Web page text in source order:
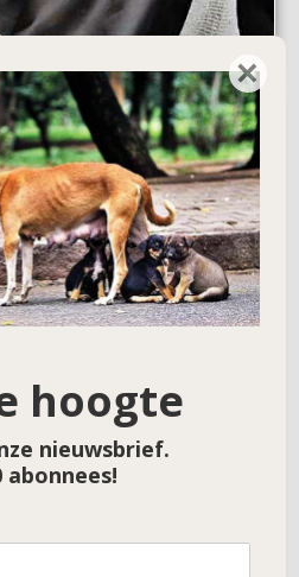
×
hoogte
nieuwsbrief.
abonnees!